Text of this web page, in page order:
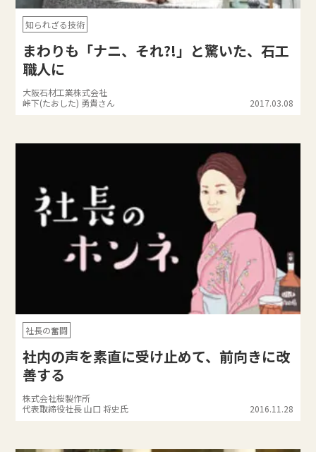
知られざる技術
まわりも「ナニ、それ?!」と驚いた、石工
職人に
大阪石材工業株式会社
峠下(たおした) 勇貴さん
2017.03.08
社長の奮闘
社内の声を素直に受け止めて、前向きに改
善する
株式会社桜製作所
代表取締役社長 山口 将史氏
2016.11.28